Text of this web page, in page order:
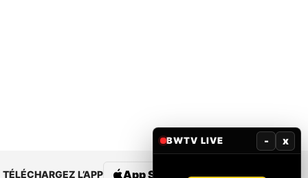
TÉLÉCHARGEZ L’APP App Store Google Play
BWTV LIVE - x